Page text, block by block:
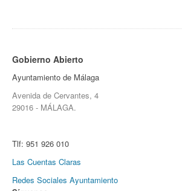
Gobierno Abierto
Ayuntamiento de Málaga
Avenida de Cervantes, 4
29016 - MÁLAGA.
Tlf: 951 926 010
Las Cuentas Claras
Redes Sociales Ayuntamiento